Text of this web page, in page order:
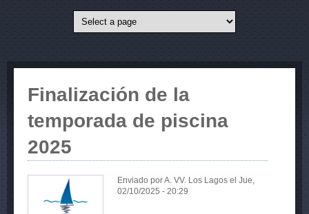
Finalización de la
temporada de piscina
2025
Enviado porA. VV. Los Lagos el Jue,
02/10/2025 - 20:29